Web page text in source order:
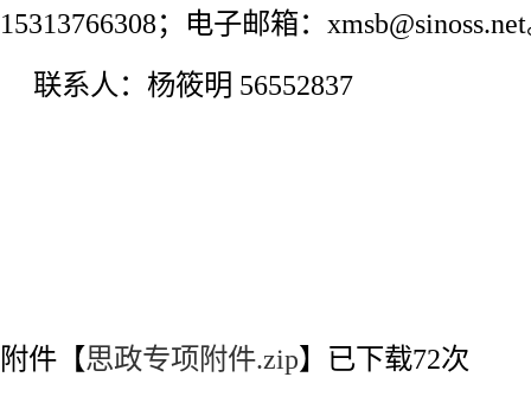
15313766308；电子邮箱：
联系人：杨筱明 56552837
附件【思政专项附件.zip】已下载72次